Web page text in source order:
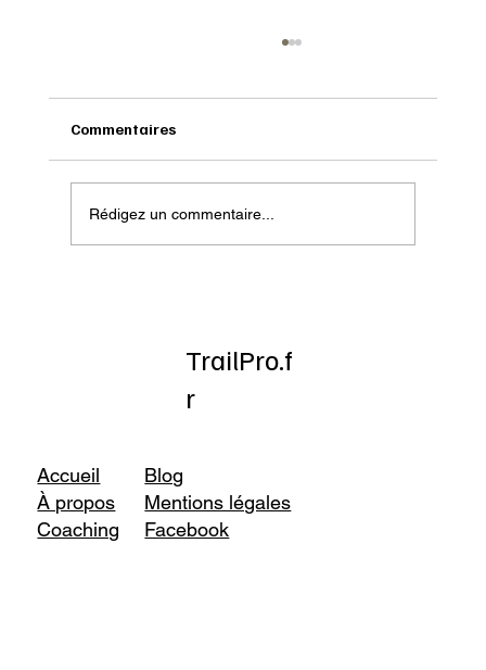
Onatera : Pour affronter l’hiver
Commentaires
Rédigez un commentaire...
TrailPro.f
r
Accueil
À propos
Coaching
Blog
Mentions légales
Facebook